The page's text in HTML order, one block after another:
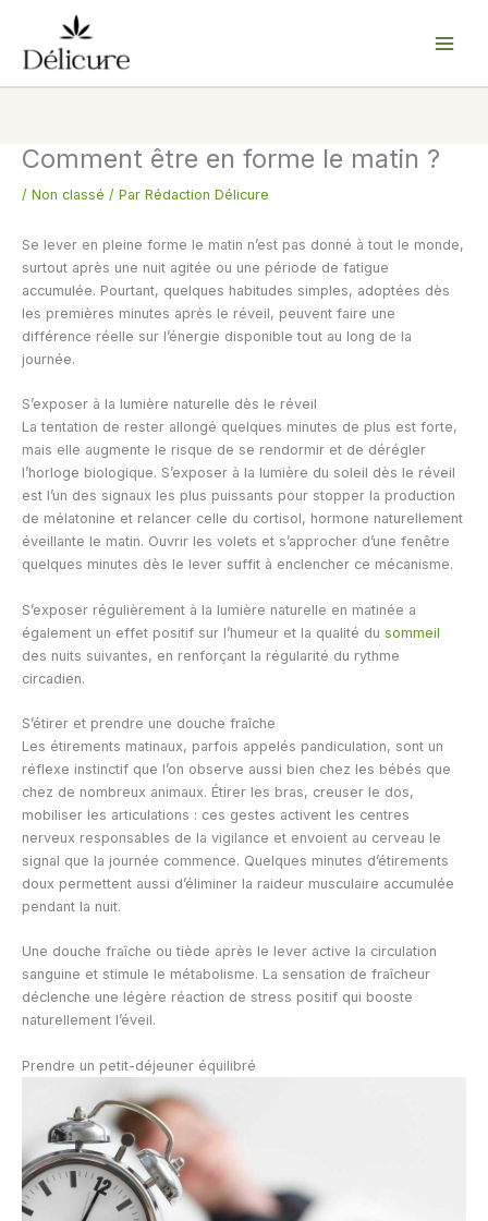
contenu
Comment être en forme le matin ?
/ Non classé / Par Rédaction Délicure
Se lever en pleine forme le matin n’est pas donné à tout le monde,
surtout après une nuit agitée ou une période de fatigue
accumulée. Pourtant, quelques habitudes simples, adoptées dès
les premières minutes après le réveil, peuvent faire une
différence réelle sur l’énergie disponible tout au long de la
journée.
S’exposer à la lumière naturelle dès le réveil
La tentation de rester allongé quelques minutes de plus est forte,
mais elle augmente le risque de se rendormir et de dérégler
l’horloge biologique. S’exposer à la lumière du soleil dès le réveil
est l’un des signaux les plus puissants pour stopper la production
de mélatonine et relancer celle du cortisol, hormone naturellement
éveillante le matin. Ouvrir les volets et s’approcher d’une fenêtre
quelques minutes dès le lever suffit à enclencher ce mécanisme.
S’exposer régulièrement à la lumière naturelle en matinée a
également un effet positif sur l’humeur et la qualité du sommeil
des nuits suivantes, en renforçant la régularité du rythme
circadien.
S’étirer et prendre une douche fraîche
Les étirements matinaux, parfois appelés pandiculation, sont un
réflexe instinctif que l’on observe aussi bien chez les bébés que
chez de nombreux animaux. Étirer les bras, creuser le dos,
mobiliser les articulations : ces gestes activent les centres
nerveux responsables de la vigilance et envoient au cerveau le
signal que la journée commence. Quelques minutes d’étirements
doux permettent aussi d’éliminer la raideur musculaire accumulée
pendant la nuit.
Une douche fraîche ou tiède après le lever active la circulation
sanguine et stimule le métabolisme. La sensation de fraîcheur
déclenche une légère réaction de stress positif qui booste
naturellement l’éveil.
Prendre un petit-déjeuner équilibré